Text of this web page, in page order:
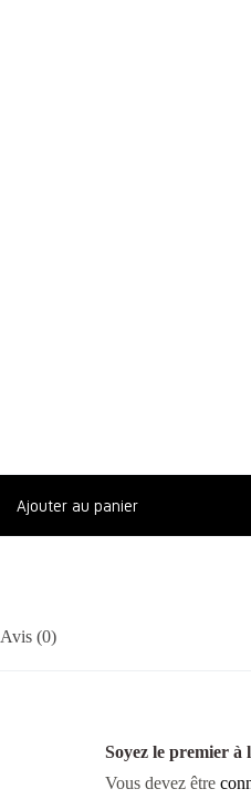
Ajouter au panier
Avis (0)
Soyez le premier à
Vous devez être